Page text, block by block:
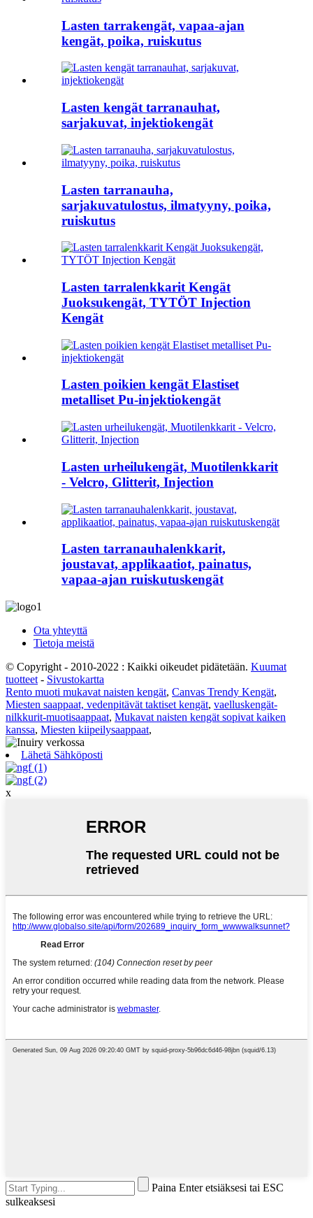
Lasten tarrakengät, vapaa-ajan
kengät, poika, ruiskutus
Lasten kengät tarranauhat,
sarjakuvat, injektiokengät
Lasten tarranauha,
sarjakuvatulostus, ilmatyyny, poika,
ruiskutus
Lasten tarralenkkarit Kengät
Juoksukengät, TYTÖT Injection
Kengät
Lasten poikien kengät Elastiset
metalliset Pu-injektiokengät
Lasten urheilukengät, Muotilenkkarit
- Velcro, Glitterit, Injection
Lasten tarranauhalenkkarit,
joustavat, applikaatiot, painatus,
vapaa-ajan ruiskutuskengät
Ota yhteyttä
Tietoja meistä
© Copyright - 2010-2022 : Kaikki oikeudet pidätetään. Kuumat
tuotteet - Sivustokartta
Rento muoti mukavat naisten kengät, Canvas Trendy Kengät,
Miesten saappaat, vedenpitävät taktiset kengät, vaelluskengät-
nilkkurit-muotisaappaat, Mukavat naisten kengät sopivat kaiken
kanssa, Miesten kiipeilysaappaat,
Lähetä Sähköposti
x
Paina Enter etsiäksesi tai ESC
sulkeaksesi